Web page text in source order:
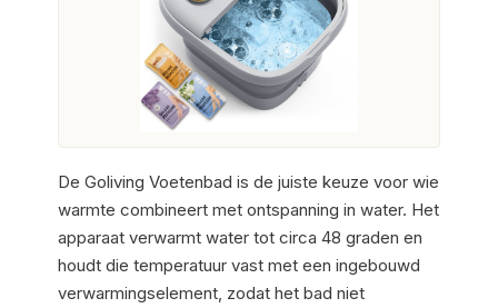
De Goliving Voetenbad is de juiste keuze voor wie
warmte combineert met ontspanning in water. Het
apparaat verwarmt water tot circa 48 graden en
houdt die temperatuur vast met een ingebouwd
verwarmingselement, zodat het bad niet